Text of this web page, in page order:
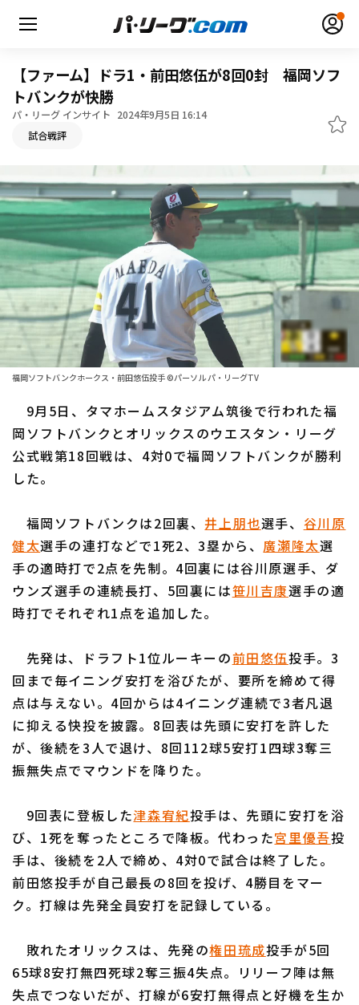
動画
日程・結果
順位表･成績
1軍公式戦
ファーム東地区
ファーム西地区
交流戦
選手名鑑
選手名鑑トップ
北海道日本ハムファイターズ
東北楽天ゴールデンイーグルス
千葉ロッテマリーンズ
オリックス・バファローズ
福岡ソフトバンクホークス
ニュース
利用規約 プライバシーポリシー
運営会社（別ウィンドウで開く） よくある質問
特定商取引法の表示 アルバイト募集
【ファーム】ドラ1・前田悠伍が8回0封 福岡ソフ
トバンクが快勝
パ・リーグ インサイト 2024年9月5日 16:14
試合戦評
福岡ソフトバンクホークス・前田悠伍投手 ©パーソル パ・リーグTV
9月5日、タマホームスタジアム筑後で行われた福
岡ソフトバンクとオリックスのウエスタン・リーグ
公式戦第18回戦は、4対0で福岡ソフトバンクが勝利
した。
福岡ソフトバンクは2回裏、井上朋也選手、 谷川原
健太選手の連打などで1死2、3塁から、 廣瀬隆太選
手の適時打で2点を先制。4回裏には谷川原選手、ダ
ウンズ選手の連続長打、5回裏には笹川吉康選手の適
時打でそれぞれ1点を追加した。
先発は、ドラフト1位ルーキーの前田悠伍投手。3
回まで毎イニング安打を浴びたが、要所を締めて得
点は与えない。4回からは4イニング連続で3者凡退
に抑える快投を披露。8回表は先頭に安打を許した
が、後続を3人で退け、8回112球5安打1四球3奪三
振無失点でマウンドを降りた。
9回表に登板した津森宥紀投手は、先頭に安打を浴
び、1死を奪ったところで降板。代わった宮里優吾投
手は、後続を2人で締め、4対0で試合は終了した。
前田悠投手が自己最長の8回を投げ、4勝目をマー
ク。打線は先発全員安打を記録している。
敗れたオリックスは、先発の権田琉成投手が5回
65球8安打無四死球2奪三振4失点。リリーフ陣は無
失点でつないだが、打線が6安打無得点と好機を生か